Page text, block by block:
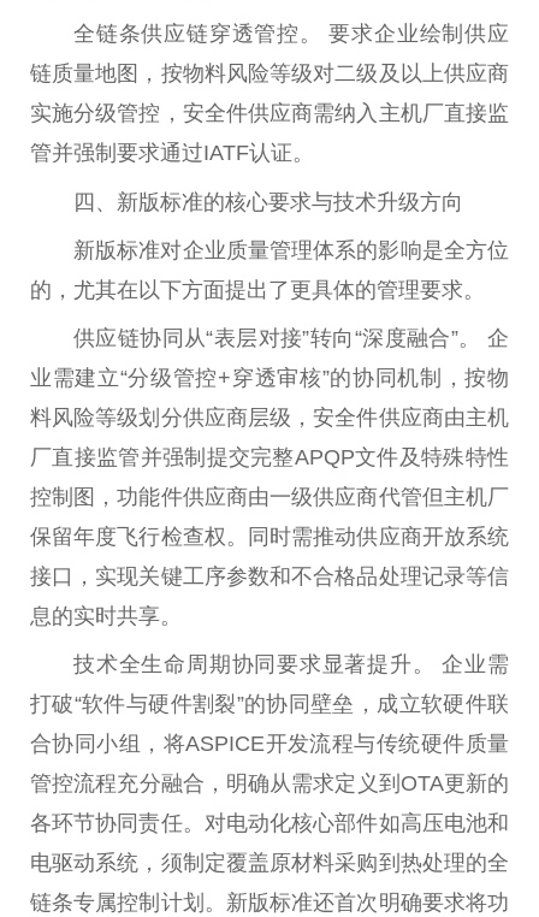
全链条供应链穿透管控。 要求企业绘制供应
链质量地图，按物料风险等级对二级及以上供应商
实施分级管控，安全件供应商需纳入主机厂直接监
管并强制要求通过IATF认证。
四、新版标准的核心要求与技术升级方向
新版标准对企业质量管理体系的影响是全方位
的，尤其在以下方面提出了更具体的管理要求。
供应链协同从“表层对接”转向“深度融合”。 企
业需建立“分级管控+穿透审核”的协同机制，按物
料风险等级划分供应商层级，安全件供应商由主机
厂直接监管并强制提交完整APQP文件及特殊特性
控制图，功能件供应商由一级供应商代管但主机厂
保留年度飞行检查权。同时需推动供应商开放系统
接口，实现关键工序参数和不合格品处理记录等信
息的实时共享。
技术全生命周期协同要求显著提升。 企业需
打破“软件与硬件割裂”的协同壁垒，成立软硬件联
合协同小组，将ASPICE开发流程与传统硬件质量
管控流程充分融合，明确从需求定义到OTA更新的
各环节协同责任。对电动化核心部件如高压电池和
电驱动系统，须制定覆盖原材料采购到热处理的全
链条专属控制计划。新版标准还首次明确要求将功